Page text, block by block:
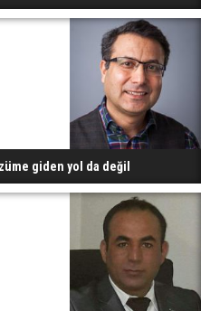
giden yol da değil